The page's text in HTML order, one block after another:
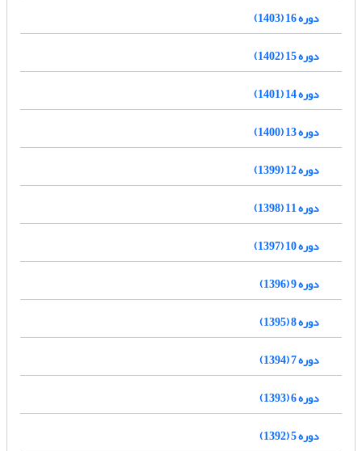
دوره 16 (1403)
دوره 15 (1402)
دوره 14 (1401)
دوره 13 (1400)
دوره 12 (1399)
دوره 11 (1398)
دوره 10 (1397)
دوره 9 (1396)
دوره 8 (1395)
دوره 7 (1394)
دوره 6 (1393)
دوره 5 (1392)